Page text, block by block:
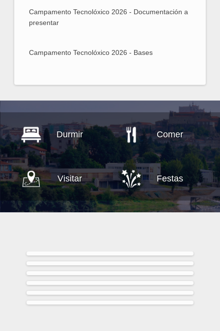
Tecnolóxico
Campamento Tecnolóxico 2026 - Documentación
Campamento Tecnolóxico 2026 - Documentación a
presentar
Campamento Tecnolóxico 2026 - Bases
Campamento Tecnolóxico 2026 - Bases
Durmir Comer
Visitar Festas